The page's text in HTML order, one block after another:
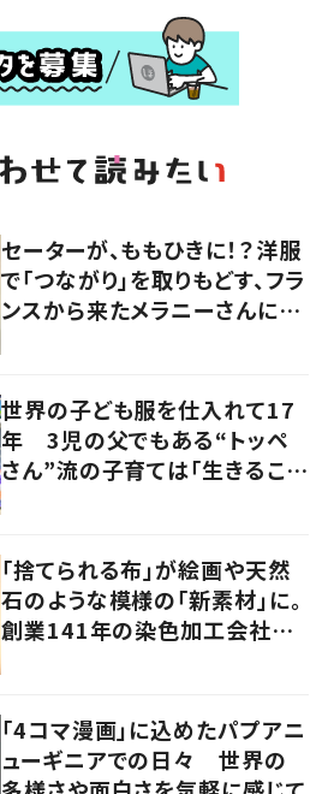
セーターが、ももひきに！？洋服
で「つながり」を取りもどす、フラ
ンスから来たメラニーさんに学
世界の子ども服を仕入れて17
年 3児の父でもある“トッペ
さん”流の子育ては「生きること
「捨てられる布」が絵画や天然
石のような模様の「新素材」に。
創業141年の染色加工会社が
「4コマ漫画」に込めたパプアニ
ューギニアでの日々 世界の